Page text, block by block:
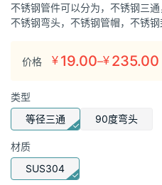
不锈钢管件可以分为，不锈钢三
不锈钢弯头，不锈钢管帽，不锈钢
价格 ¥ 19.00–¥ 235.00
价
范
围：
至
¥235.00
类型
等径三通
90度弯头
材质
SUS304